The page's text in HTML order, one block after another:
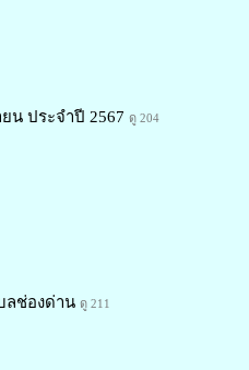
น ประจำปี 2567 ดู 204
ลช่องด่าน ดู 211